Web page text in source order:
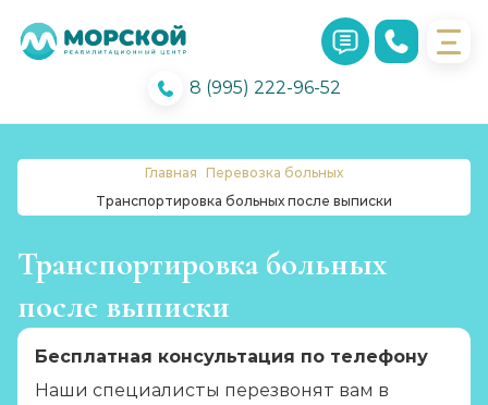
8 (995) 222-96-52
Главная Перевозка больных
Транспортировка больных после выписки
Транспортировка больных
после выписки
Бесплатная консультация по телефону
Наши специалисты перезвонят вам в